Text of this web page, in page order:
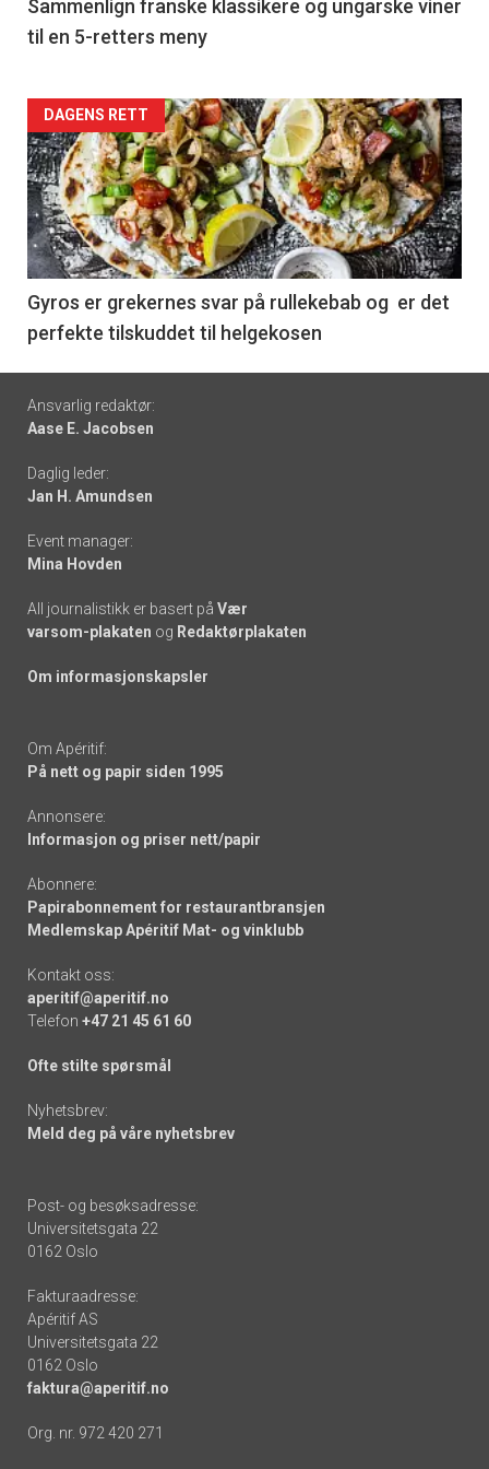
5
Sammenlign franske klassikere og ungarske viner
til en 5-retters meny
Forsiden
akkurat
nå
-
6
DAGENS RETT
Gyros er grekernes svar på rullekebab og er det
perfekte tilskuddet til helgekosen
Footer
-
links
Ansvarlig redaktør:
Aase E. Jacobsen
Daglig leder:
Jan H. Amundsen
Event manager:
Mina Hovden
All journalistikk er basert på Vær
varsom-plakaten og Redaktørplakaten
Om informasjonskapsler
Om Apéritif:
På nett og papir siden 1995
Annonsere:
Informasjon og priser nett/papir
Abonnere:
Papirabonnement for restaurantbransjen
Medlemskap Apéritif Mat- og vinklubb
Kontakt oss:
aperitif@aperitif.no
Telefon +47 21 45 61 60
Ofte stilte spørsmål
Nyhetsbrev:
Meld deg på våre nyhetsbrev
Post- og besøksadresse:
Universitetsgata 22
0162 Oslo
Fakturaadresse:
Apéritif AS
Universitetsgata 22
0162 Oslo
faktura@aperitif.no
Org. nr. 972 420 271